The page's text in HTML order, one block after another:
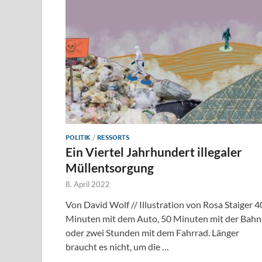
POLITIK /RESSORTS
Ein Viertel Jahrhundert illegaler
Müllentsorgung
8. April 2022
Von David Wolf // Illustration von Rosa Staiger
Minuten mit dem Auto, 50 Minuten mit der Bahn
oder zwei Stunden mit dem Fahrrad. Länger
braucht es nicht, um die …